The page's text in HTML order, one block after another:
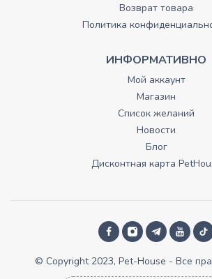
Возврат товара
Политика
ИНФОРМАТИВНО
Мой аккаунт
Магазин
Список желаний
Новости
Блог
Дисконтная карта
© Copyright 2023, Pet-House - Все